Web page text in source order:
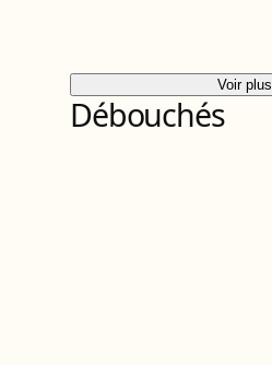
Voir plus
Débouchés